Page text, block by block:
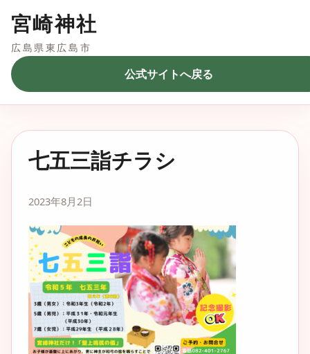
宮崎神社
広島県東広島市
公式サイトへ戻る
七五三詣チラシ
2023年8月2日